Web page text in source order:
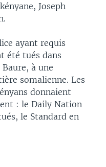
Joseph
ayant requis
été tués dans
à une
somalienne. Les
donnaient
: le Daily Nation
le Standard en